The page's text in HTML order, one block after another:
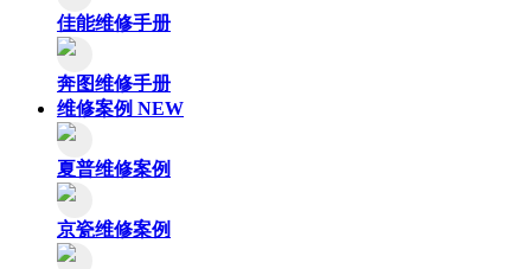
佳能维修手册
奔图维修手册
维修案例 NEW
夏普维修案例
京瓷维修案例